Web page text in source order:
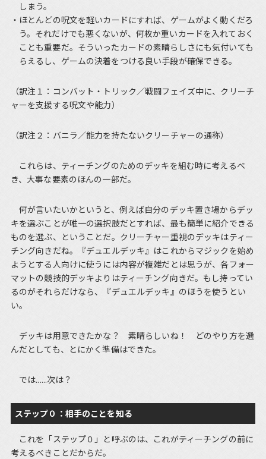
しまう。
ほとんどの呪文を軽いカードにすれば、ゲームがよく動くだろ
う。それだけでも悪くないが、何枚か重いカードを入れておく
ことも重要だ。そういったカードの素晴らしさにも気付いても
らえるし、ゲームの決着をつける良い手段が確保できる。
（訳注１：コンバット・トリック／戦闘フェイズ中に、クリーチ
ャーを支援する呪文や能力）
（訳注２：バニラ／能力を持たないクリーチャーの通称）
これらは、ティーチングのためのデッキを組む時に考えるべ
き、大事な要素のほんの一部だ。
何が言いたいかというと、例えば自分のデッキ置き場からデッ
キを選ぶことが唯一の選択肢だとすれば、最も簡単に紹介できる
ものを選ぶ、ということだ。クリーチャー重視のデッキはティー
チング向きだね。『デュエルデッキ』はこれからマジックを始め
ようとする人向けに使うには内容が複雑だとは思うが、各フォー
マットの競技的デッキよりはティーチング向きだ。もし持ってい
るのがそれらだけなら、『デュエルデッキ』のほうを使うとい
い。
デッキは用意できたかな？ 素晴らしいね！ どのやり方を選
んだとしても、とにかく準備はできた。
では......次は？
ステップ０：相手のことを知る
これを「ステップ０」と呼ぶのは、これがティーチングの前に
考えるべきことだからだ。